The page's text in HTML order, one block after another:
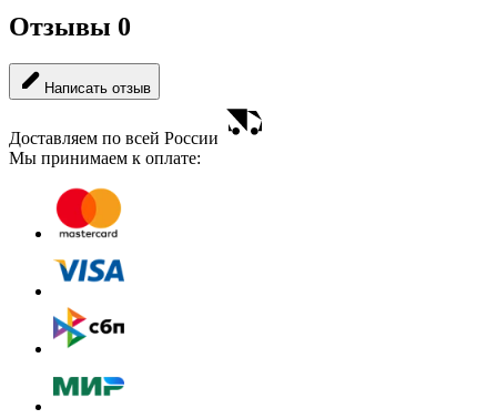
Отзывы 0
Написать отзыв
Доставляем по всей России
Мы принимаем к оплате: